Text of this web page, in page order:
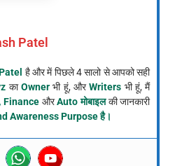
Patel
है और में पिछले 4 सालो से आपको सही
काOwnerभी हूं, औरWriters भी हूं, मैं
Finance औरAuto मोबाइलकी जानकारी
Awareness Purpose है।